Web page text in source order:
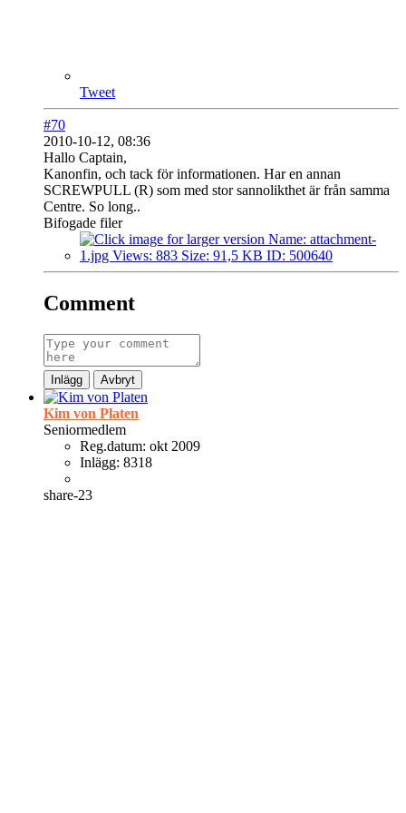
Tweet
#70
2010-10-12, 08:36
Hallo Captain,
Kanonfin, och tack för informationen. Har en annan
SCREWPULL (R) som med stor sannolikthet är från samma
Centre. So long..
Bifogade filer
Comment
Inlägg Avbryt
Kim von Platen
Seniormedlem
Reg.datum: okt 2009
Inlägg: 8318
share-23